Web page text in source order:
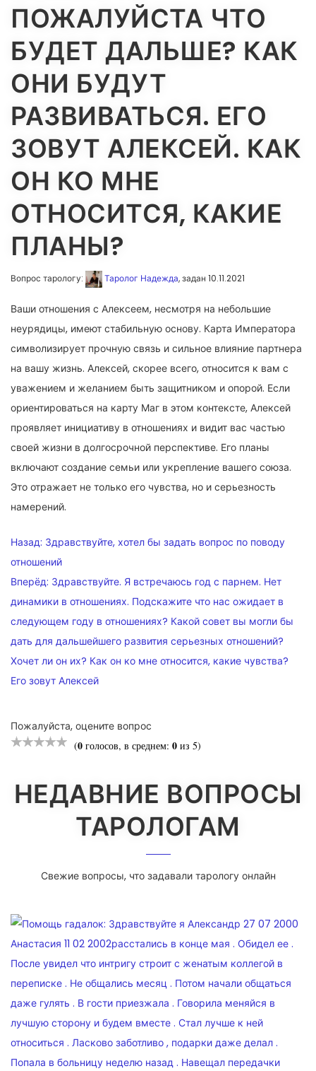
ПОЖАЛУЙСТА ЧТО
БУДЕТ ДАЛЬШЕ? КАК
ОНИ БУДУТ
РАЗВИВАТЬСЯ. ЕГО
ЗОВУТ АЛЕКСЕЙ. КАК
ОН КО МНЕ
ОТНОСИТСЯ, КАКИЕ
ПЛАНЫ?
Вопрос тарологу: Таролог Надежда, задан 10.11.2021
Ваши отношения с Алексеем, несмотря на небольшие
неурядицы, имеют стабильную основу. Карта Императора
символизирует прочную связь и сильное влияние партнера
на вашу жизнь. Алексей, скорее всего, относится к вам с
уважением и желанием быть защитником и опорой. Если
ориентироваться на карту Маг в этом контексте, Алексей
проявляет инициативу в отношениях и видит вас частью
своей жизни в долгосрочной перспективе. Его планы
включают создание семьи или укрепление вашего союза.
Это отражает не только его чувства, но и серьезность
намерений.
НАВИГАЦИЯ
ПО
ЗАПИСЯМ
Назад: Здравствуйте, хотел бы задать вопрос по поводу
отношений
Вперёд: Здравствуйте. Я встречаюсь год с парнем. Нет
динамики в отношениях. Подскажите что нас ожидает в
следующем году в отношениях? Какой совет вы могли бы
дать для дальшейшего развития серьезных отношений?
Хочет ли он их? Как он ко мне относится, какие чувства?
Его зовут Алексей
Пожалуйста, оцените вопрос
(0 голосов, в среднем: 0 из 5)
НЕДАВНИЕ ВОПРОСЫ
ТАРОЛОГАМ
Свежие вопросы, что задавали тарологу онлайн